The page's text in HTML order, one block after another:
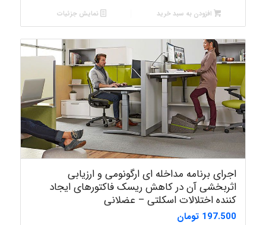
افزودن به سبد خرید نمایش جزئیات
اجرای برنامه مداخله ای ارگونومی و ارزیابی
اثربخشی آن در کاهش ریسک فاکتورهای ایجاد
کننده اختلالات اسکلتی – عضلانی
197.500 تومان